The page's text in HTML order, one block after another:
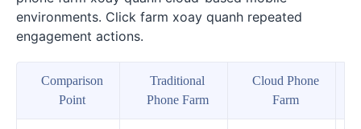
environments. Click farm xoay quanh repeated
engagement actions.
Comparison
Point
Traditional
Phone Farm
Cloud Phone
Farm